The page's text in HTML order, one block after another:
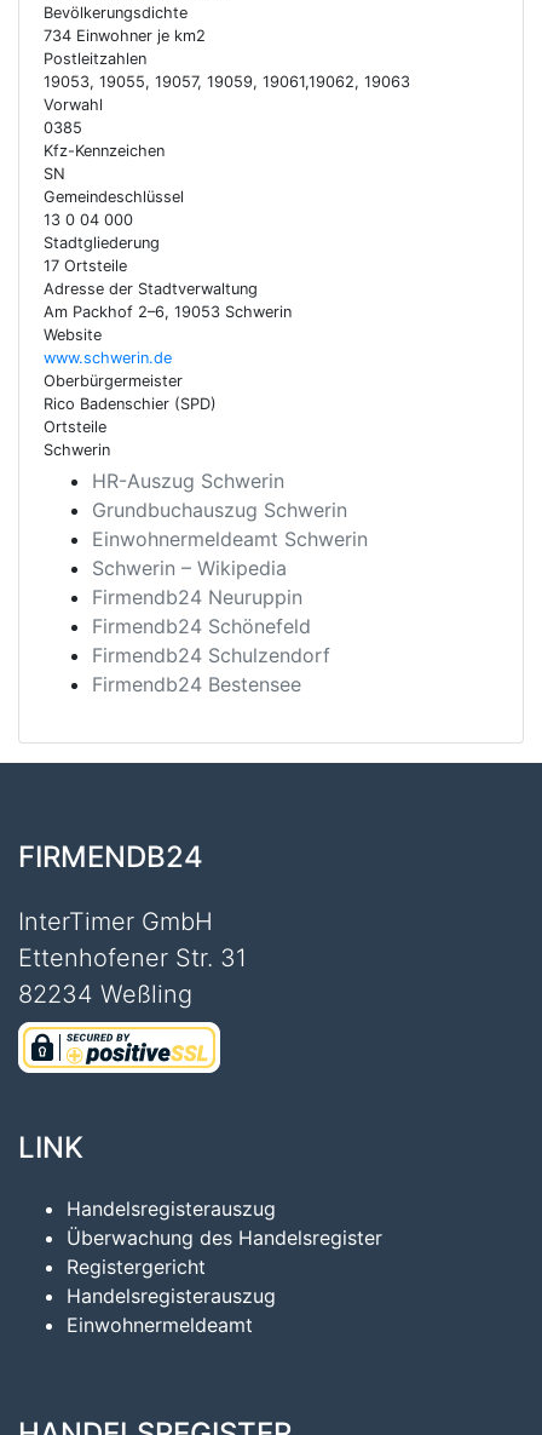
Bevölkerungsdichte
734 Einwohner je km2
Postleitzahlen
19053, 19055, 19057, 19059, 19061,19062, 19063
Vorwahl
0385
Kfz-Kennzeichen
SN
Gemeindeschlüssel
13 0 04 000
Stadtgliederung
17 Ortsteile
Adresse der Stadtverwaltung
Am Packhof 2–6, 19053 Schwerin
Website
www.schwerin.de
Oberbürgermeister
Rico Badenschier (SPD)
Ortsteile
Schwerin
HR-Auszug Schwerin
Grundbuchauszug Schwerin
Einwohnermeldeamt Schwerin
Schwerin – Wikipedia
Firmendb24 Neuruppin
Firmendb24 Schönefeld
Firmendb24 Schulzendorf
Firmendb24 Bestensee
FIRMENDB24
InterTimer GmbH
Ettenhofener Str. 31
82234 Weßling
LINK
Handelsregisterauszug
Überwachung des Handelsregister
Registergericht
Handelsregisterauszug
Einwohnermeldeamt